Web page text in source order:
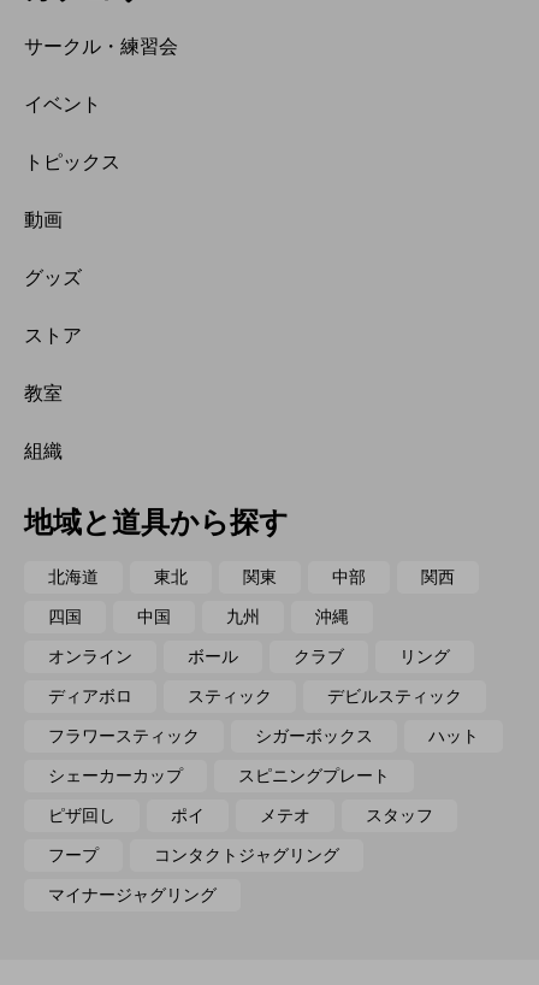
サークル・練習会
イベント
トピックス
動画
グッズ
ストア
教室
組織
地域と道具から探す
北海道 東北 関東 中部 関西
四国 中国 九州 沖縄
オンライン ボール クラブ リング
ディアボロ スティック デビルスティック
フラワースティック シガーボックス ハット
シェーカーカップ スピニングプレート
ピザ回し ポイ メテオ スタッフ
フープ コンタクトジャグリング
マイナージャグリング